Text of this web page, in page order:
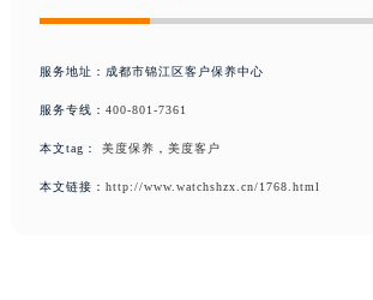
服务地址：成都市锦江区客户保养中心
服务专线： 400-801-7361
本文tag： 美度保养 ， 美度客户
本文链接： http://www.watchshzx.cn/1768.html